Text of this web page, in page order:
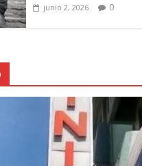
junio 2, 2026 0